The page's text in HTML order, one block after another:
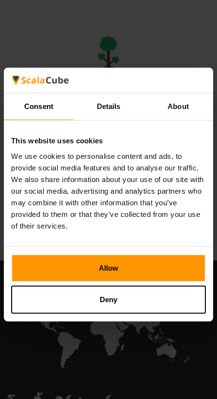
Consent Details About
This website uses cookies
We use cookies to personalise content and ads, to
provide social media features and to analyse our traffic.
We also share information about your use of our site with
our social media, advertising and analytics partners who
may combine it with other information that you’ve
provided to them or that they’ve collected from your use
of their services.
Allow
Deny
br Terraria Server Hosting
br Valheim Server Hosting
All Games